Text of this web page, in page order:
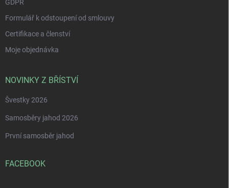
GDPR
Formulář k odstoupení od smlouvy
Certifikace a členství
Moje objednávka
NOVINKY Z BŘÍSTVÍ
Švestky 2026
Samosběry jahod 2026
První samosběr jahod
FACEBOOK